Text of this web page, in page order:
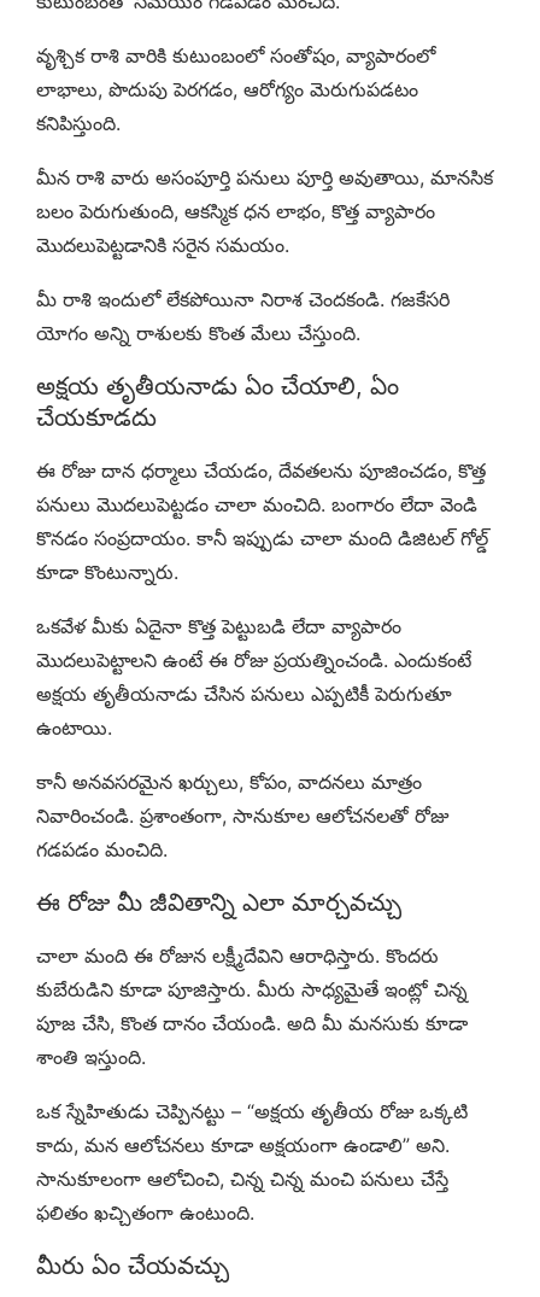
వృశ్చిక రాశి వారికి కుటుంబంలో సంతోషం, వ్యాపారంలో
లాభాలు, పొదుపు పెరగడం, ఆరోగ్యం మెరుగుపడటం
కనిపిస్తుంది.
మీన రాశి వారు అసంపూర్తి పనులు పూర్తి అవుతాయి, మానసిక
బలం పెరుగుతుంది, ఆకస్మిక ధన లాభం, కొత్త వ్యాపారం
మొదలుపెట్టడానికి సరైన సమయం.
మీ రాశి ఇందులో లేకపోయినా నిరాశ చెందకండి. గజకేసరి
యోగం అన్ని రాశులకు కొంత మేలు చేస్తుంది.
అక్షయ తృతీయనాడు ఏం చేయాలి, ఏం
చేయకూడదు
ఈ రోజు దాన ధర్మాలు చేయడం, దేవతలను పూజించడం, కొత్త
పనులు మొదలుపెట్టడం చాలా మంచిది. బంగారం లేదా వెండి
కొనడం సంప్రదాయం. కానీ ఇప్పుడు చాలా మంది డిజిటల్ గోల్డ్
కూడా కొంటున్నారు.
ఒకవేళ మీకు ఏదైనా కొత్త పెట్టుబడి లేదా వ్యాపారం
మొదలుపెట్టాలని ఉంటే ఈ రోజు ప్రయత్నించండి. ఎందుకంటే
అక్షయ తృతీయనాడు చేసిన పనులు ఎప్పటికీ పెరుగుతూ
ఉంటాయి.
కానీ అనవసరమైన ఖర్చులు, కోపం, వాదనలు మాత్రం
నివారించండి. ప్రశాంతంగా, సానుకూల ఆలోచనలతో రోజు
గడపడం మంచిది.
ఈ రోజు మీ జీవితాన్ని ఎలా మార్చవచ్చు
చాలా మంది ఈ రోజున లక్ష్మీదేవిని ఆరాధిస్తారు. కొందరు
కుబేరుడిని కూడా పూజిస్తారు. మీరు సాధ్యమైతే ఇంట్లో చిన్న
పూజ చేసి, కొంత దానం చేయండి. అది మీ మనసుకు కూడా
శాంతి ఇస్తుంది.
ఒక స్నేహితుడు చెప్పినట్టు – “అక్షయ తృతీయ రోజు ఒక్కటి
కాదు, మన ఆలోచనలు కూడా అక్షయంగా ఉండాలి” అని.
సానుకూలంగా ఆలోచించి, చిన్న చిన్న మంచి పనులు చేస్తే
ఫలితం ఖచ్చితంగా ఉంటుంది.
మీరు ఏం చేయవచ్చు